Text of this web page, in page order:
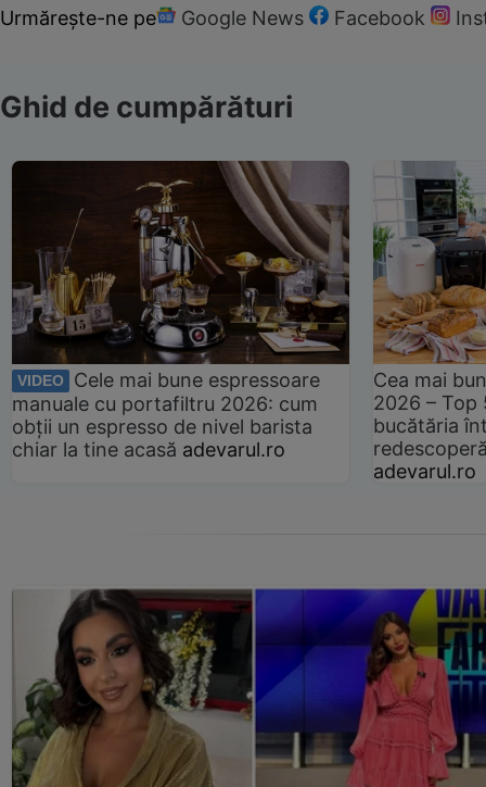
Urmărește-ne pe Google News Facebook
Ghid de cumpărături
VIDEO
Cele mai bune espressoare
manuale cu portafiltru 2026: cum
obții un espresso de nivel barista
chiar la tine acasă adevarul.ro
Cea mai
2026 –
bucătăria
adevarul.ro